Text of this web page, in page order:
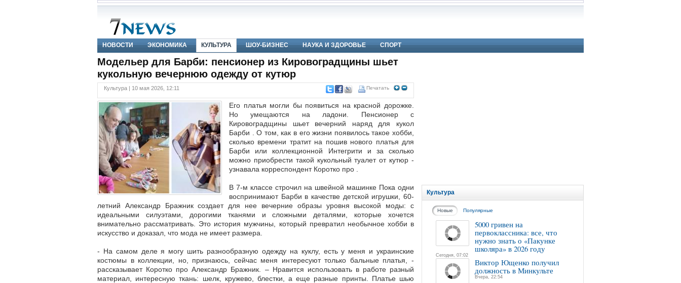
НОВОСТИ ЭКОНОМИКА КУЛЬТУРА ШОУ-БИЗНЕС НАУКА И ЗДОРОВЬЕ СПОРТ
Модельер для Барби: пенсионер из Кировоградщины шьет
кукольную вечернюю одежду от кутюр
Печатать
Культура | 10 мая 2026, 12:11
Его платья могли бы появиться на красной дорожке.
Но умещаются на ладони. Пенсионер с
Кировоградщины шьет вечерний наряд для кукол
Барби . О том, как в его жизни появилось такое хобби,
сколько времени тратит на пошив нового платья для
Барби или коллекционной Интегрити и за сколько
можно приобрести такой кукольный туалет от кутюр -
узнавала корреспондент Коротко про .
В 7-м классе строчил на швейной машинке Пока одни
воспринимают Барби в качестве детской игрушки, 60-
летний Александр Бражник создает для нее вечерние образы уровня высокой моды: с
идеальными силуэтами, дорогими тканями и сложными деталями, которые хочется
внимательно рассматривать. Это история мужчины, который превратил необычное хобби в
искусство и доказал, что мода не имеет размера.
- На самом деле я могу шить разнообразную одежду на куклу, есть у меня и украинские
костюмы в коллекции, но, признаюсь, сейчас меня интересуют только бальные платья, -
рассказывает Коротко про Александр Бражник. – Нравится использовать в работе разный
материал, интересную ткань: шелк, кружево, блестки, а еще разные принты. Платье шью
Культура
Новые Популярные
5000 гривен на
первоклассника: все, что
нужно знать о «Пакунке
школяра» в 2026 году
Сегодня, 07:02
Виктор Ющенко получил
должность в Минкульте
Вчера, 22:54